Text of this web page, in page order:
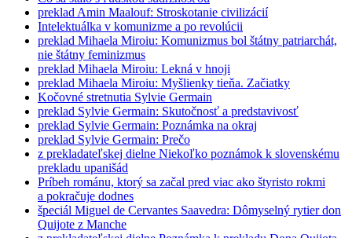
preklad Amin Maalouf: Stroskotanie civilizácií
Intelektuálka v komunizme a po revolúcii
preklad Mihaela Miroiu: Komunizmus bol štátny patriarchát,
nie štátny feminizmus
preklad Mihaela Miroiu: Lekná v hnoji
preklad Mihaela Miroiu: Myšlienky tieňa. Začiatky
Kočovné stretnutia Sylvie Germain
preklad Sylvie Germain: Skutočnosť a predstavivosť
preklad Sylvie Germain: Poznámka na okraj
preklad Sylvie Germain: Prečo
z prekladateľskej dielne Niekoľko poznámok k slovenskému
prekladu upanišád
Príbeh románu, ktorý sa začal pred viac ako štyristo rokmi
a pokračuje dodnes
špeciál Miguel de Cervantes Saavedra: Dômyselný rytier don
Quijote z Manche